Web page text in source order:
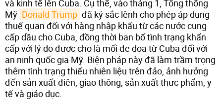
và kinh tế lên Cuba. Cụ thể, vào tháng 1, Tổng thống
Mỹ Donald Trump đã ký sắc lệnh cho phép áp dụng
thuế quan đối với hàng nhập khẩu từ các nước cung
cấp dầu cho Cuba, đồng thời ban bố tình trạng khẩn
cấp với lý do được cho là mối đe dọa từ Cuba đối với
an ninh quốc gia Mỹ. Biện pháp này đã làm trầm trọng
thêm tình trạng thiếu nhiên liệu trên đảo, ảnh hưởng
đến sản xuất điện, giao thông, sản xuất thực phẩm, y
tế và giáo dục.